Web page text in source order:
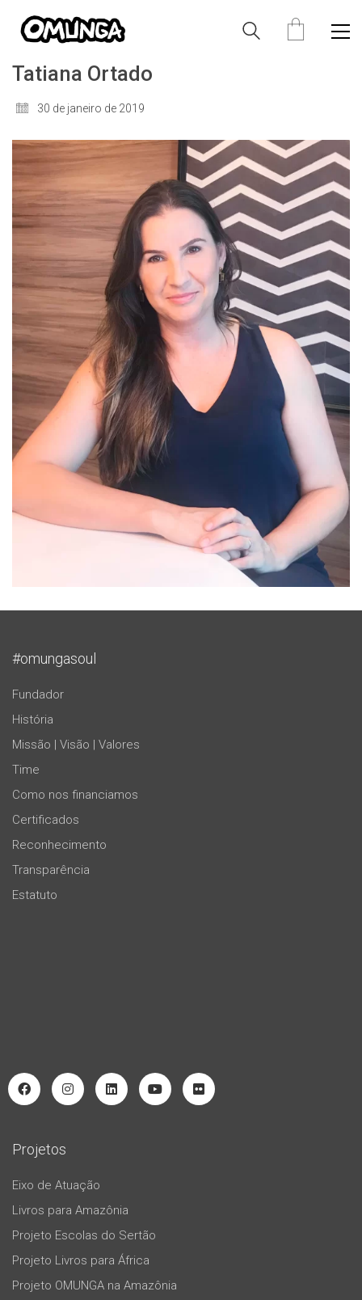
Tatiana Ortado
30 de janeiro de 2019
#omungasoul
Fundador
História
Missão | Visão | Valores
Time
Como nos financiamos
Certificados
Reconhecimento
Transparência
Estatuto
Projetos
Eixo de Atuação
Livros para Amazônia
Projeto Escolas do Sertão
Projeto Livros para África
Projeto OMUNGA na Amazônia